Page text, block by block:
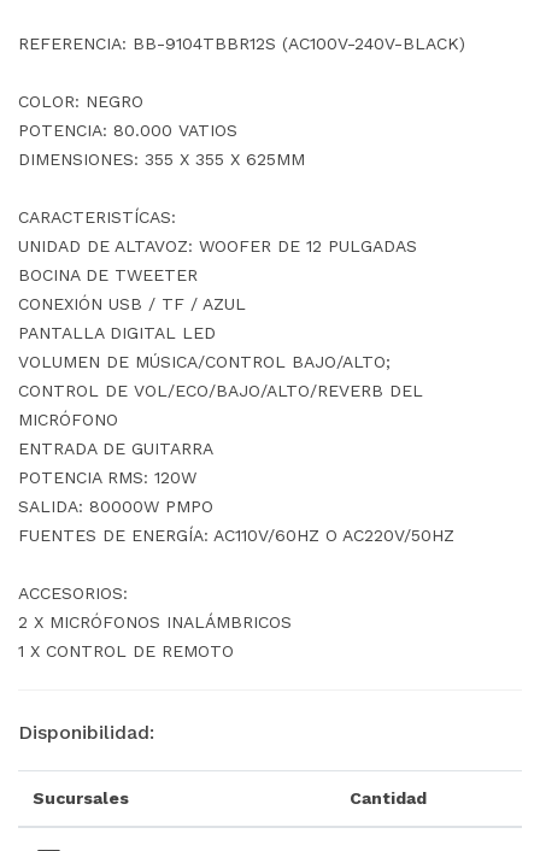
REFERENCIA: BB-9104TBBR12S (AC100V-240V-BLACK)
COLOR: NEGRO
POTENCIA: 80.000 VATIOS
DIMENSIONES: 355 X 355 X 625MM
CARACTERISTÍCAS:
UNIDAD DE ALTAVOZ: WOOFER DE 12 PULGADAS
BOCINA DE TWEETER
CONEXIÓN USB / TF / AZUL
PANTALLA DIGITAL LED
VOLUMEN DE MÚSICA/CONTROL BAJO/ALTO;
CONTROL DE VOL/ECO/BAJO/ALTO/REVERB DEL
MICRÓFONO
ENTRADA DE GUITARRA
POTENCIA RMS: 120W
SALIDA: 80000W PMPO
FUENTES DE ENERGÍA: AC110V/60HZ O AC220V/50HZ
ACCESORIOS:
2 X MICRÓFONOS INALÁMBRICOS
1 X CONTROL DE REMOTO
Disponibilidad:
Sucursales Cantidad